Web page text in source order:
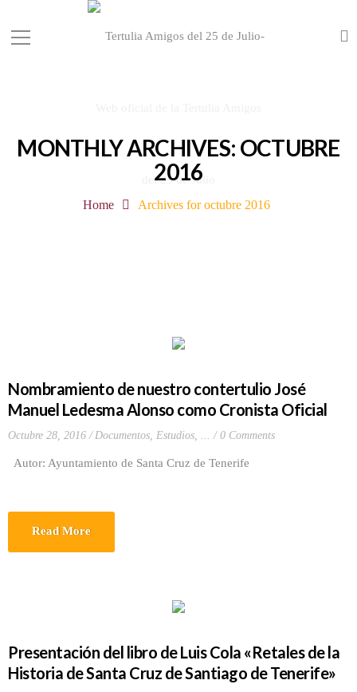
MONTHLY ARCHIVES: OCTUBRE
2016
Home Archives for octubre 2016
Nombramiento de nuestro contertulio José
Manuel Ledesma Alonso como Cronista Oficial
Octubre 28, 2016 Documentos, Estudios, ... 0 Comments
Autor: Ayuntamiento de Santa Cruz de Tenerife
Read More
Presentación del libro de Luis Cola «Retales de la
Historia de Santa Cruz de Santiago de Tenerife»